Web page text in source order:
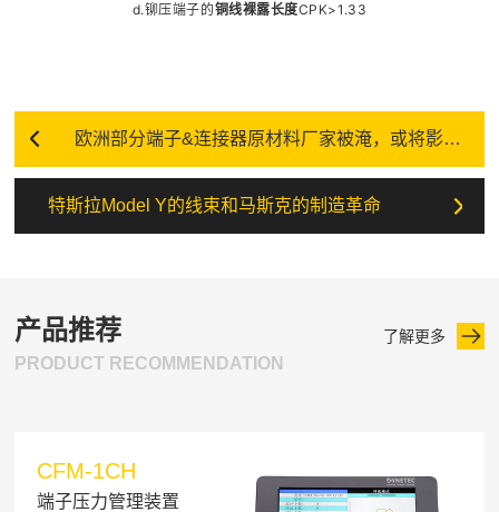
d.铆压端子的铜线裸露长度CPK>1.33
欧洲部分端子&连接器原材料厂家被淹，或将影响端子连接器厂家生产
特斯拉Model Y的线束和马斯克的制造革命
产品推荐
PRODUCT RECOMMENDATION
了解更多
CFM-1CH
端子压力管理装置